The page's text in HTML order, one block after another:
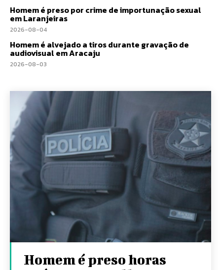
Homem é preso por crime de importunação sexual
em Laranjeiras
2026-08-04
Homem é alvejado a tiros durante gravação de
audiovisual em Aracaju
2026-08-03
Homem é preso horas